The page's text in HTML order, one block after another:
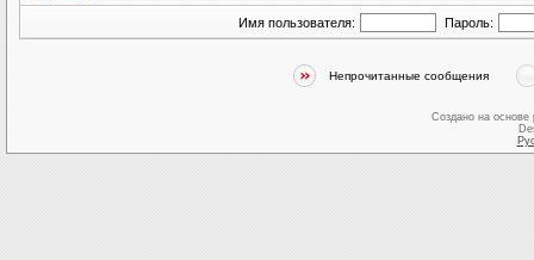
Имя пользователя: Пароль:
Непрочитанные сообщения
Создано на основе